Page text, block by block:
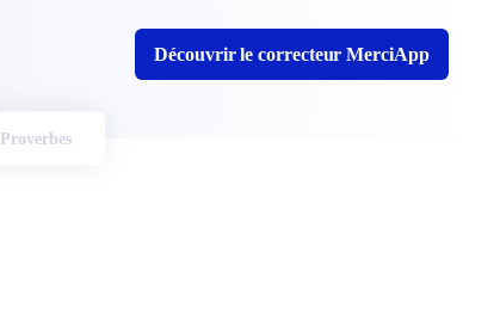
Découvrir le correcteur MerciApp
Proverbes